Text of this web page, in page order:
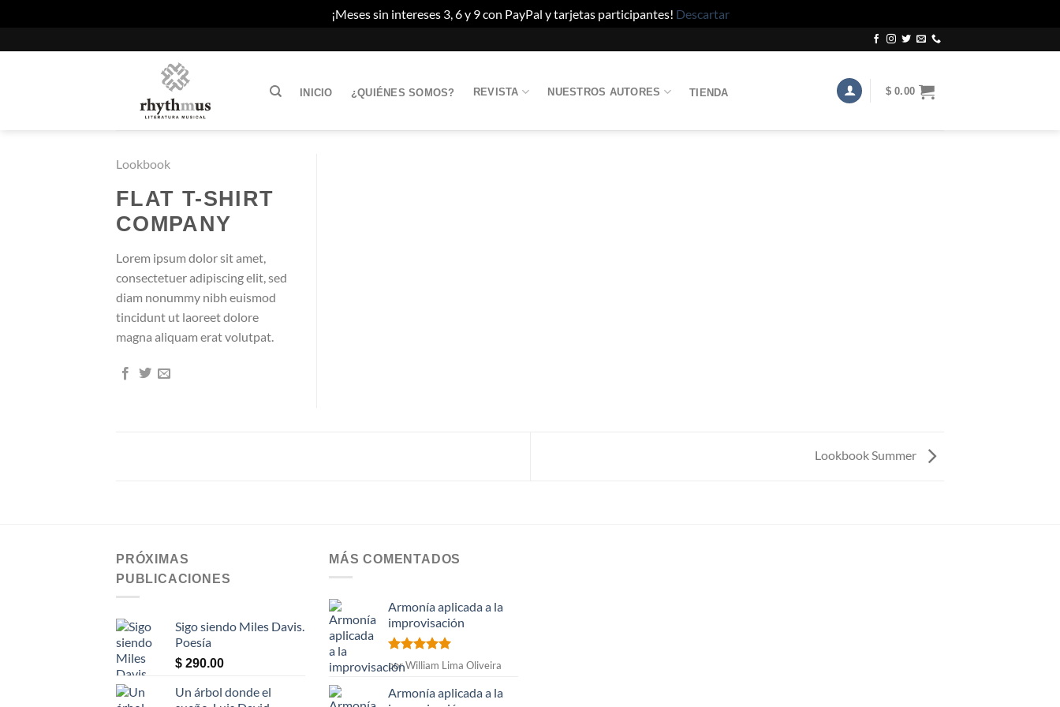
¡Meses sin intereses 3, 6 y 9 con PayPal y tarjetas participantes! Descartar
al
INICIO ¿QUIÉNES SOMOS? REVISTA NUESTROS AUTORES TIENDA $0.00
Lookbook
FLAT T-SHIRT
COMPANY
Lorem ipsum dolor sit amet,
consectetuer adipiscing elit, sed
diam nonummy nibh euismod
tincidunt ut laoreet dolore
magna aliquam erat volutpat.
Lookbook Summer
PRÓXIMAS
PUBLICACIONES
Sigo siendo Miles Davis.
Poesía
$ 290.00
Un árbol donde el
MÁS COMENTADOS
Armonía aplicada a la
improvisación
Valorado
con
por William Lima Oliveira
Armonía aplicada a la